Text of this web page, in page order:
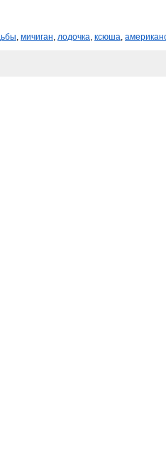
, мичиган, лодочка, ксюша,